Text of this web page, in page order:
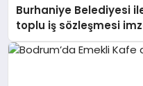
Burhaniye Belediyesi
toplu iş sözleşmesi